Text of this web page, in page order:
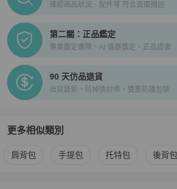
確認商品狀況、配件等 符合頁面描述
第二關：正品鑑定
專業鑑定團隊、AI 儀器鑑定、正品證書
90 天仿品退貨
出貨錄影、防掉換封條、雙重防護包裝
更多相似類別
更多Hermès 女包相似商品推薦
肩背包 手提包 托特包 後背包